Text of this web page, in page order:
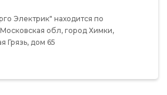
Электрик" находится по
Московская обл, город Химки,
Грязь, дом 65